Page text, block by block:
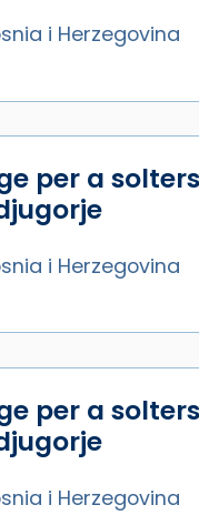
Barcelona
jove va fer
al papa
testimoni...
i Herzegovina
per a
i Herzegovina
per a
i Herzegovina